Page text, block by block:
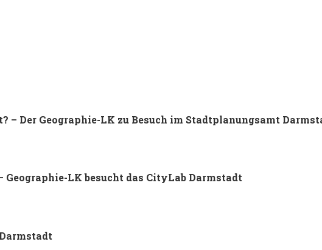
– Der Geographie-LK zu Besuch im Stadtplanungsamt
LK besucht das CityLab Darmstadt